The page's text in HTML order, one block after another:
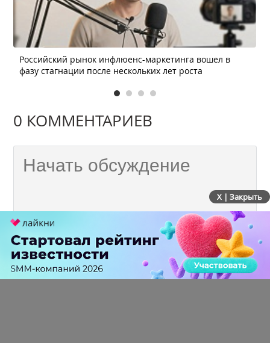
Российский рынок инфлюенс-маркетинга вошел в
фазу стагнации после нескольких лет роста
0 КОММЕНТАРИЕВ
X | Закрыть